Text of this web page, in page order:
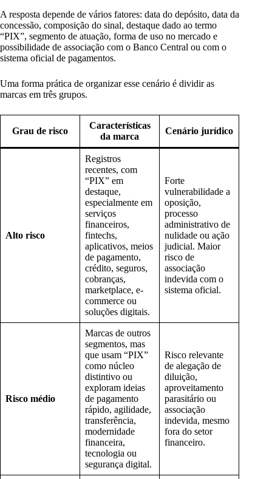
A resposta depende de vários fatores: data do depósito, data da
concessão, composição do sinal, destaque dado ao termo
“PIX”, segmento de atuação, forma de uso no mercado e
possibilidade de associação com o Banco Central ou com o
sistema oficial de pagamentos.
Uma forma prática de organizar esse cenário é dividir as
marcas em três grupos.
Grau de risco
Características
da marca
Cenário jurídico
Alto risco
Registros
recentes, com
“PIX” em
destaque,
especialmente em
serviços
financeiros,
fintechs,
aplicativos, meios
de pagamento,
crédito, seguros,
cobranças,
marketplace, e-
commerce ou
soluções digitais.
Forte
vulnerabilidade a
oposição,
processo
administrativo de
nulidade ou ação
judicial. Maior
risco de
associação
indevida com o
sistema oficial.
Risco médio
Marcas de outros
segmentos, mas
que usam “PIX”
como núcleo
distintivo ou
exploram ideias
de pagamento
rápido, agilidade,
transferência,
modernidade
financeira,
tecnologia ou
segurança digital.
Risco relevante
de alegação de
diluição,
aproveitamento
parasitário ou
associação
indevida, mesmo
fora do setor
financeiro.